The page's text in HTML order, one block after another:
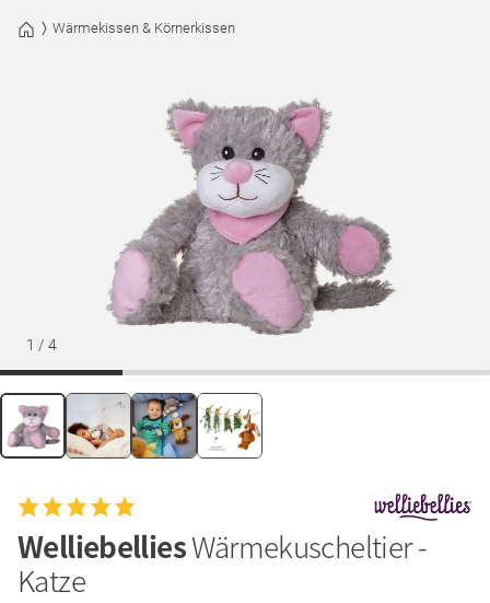
Wärmekissen & Körnerkissen
1 / 4
WelliebelliesWärmekuscheltier -
Katze